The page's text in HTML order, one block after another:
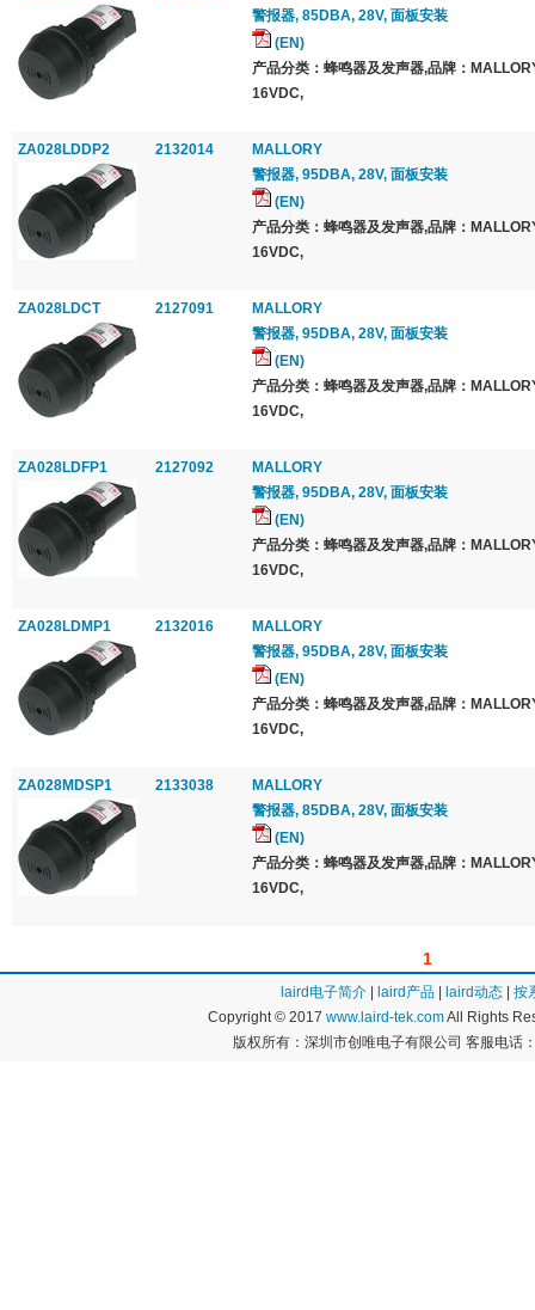
警报器, 85DBA, 28V, 面板安装
(EN)
产品分类：蜂鸣器及发声器,品牌：
16VDC,
ZA028LDDP2 2132014
MALLORY
警报器, 95DBA, 28V, 面板安装
(EN)
产品分类：蜂鸣器及发声器,品牌：
16VDC,
ZA028LDCT 2127091
MALLORY
警报器, 95DBA, 28V, 面板安装
(EN)
产品分类：蜂鸣器及发声器,品牌：
16VDC,
ZA028LDFP1 2127092
MALLORY
警报器, 95DBA, 28V, 面板安装
(EN)
产品分类：蜂鸣器及发声器,品牌：
16VDC,
ZA028LDMP1 2132016
MALLORY
警报器, 95DBA, 28V, 面板安装
(EN)
产品分类：蜂鸣器及发声器,品牌：
16VDC,
ZA028MDSP1 2133038
MALLORY
警报器, 85DBA, 28V, 面板安装
(EN)
产品分类：蜂鸣器及发声器,品牌：
16VDC,
1
laird电子简介 laird产品 laird动态
按
Copyright © 2017 www.laird-tek.comAll Rights
版权所有：深圳市创唯电子有限公司 客服电话